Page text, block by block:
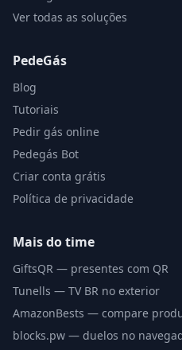
Ver todas as soluções
PedeGás
Blog
Tutoriais
Pedir gás online
Pedegás Bot
Criar conta grátis
Política de privacidade
Mais do time
GiftsQR — presentes com QR
Tunells — TV BR no exterior
AmazonBests — compare
blocks.pw — duelos no